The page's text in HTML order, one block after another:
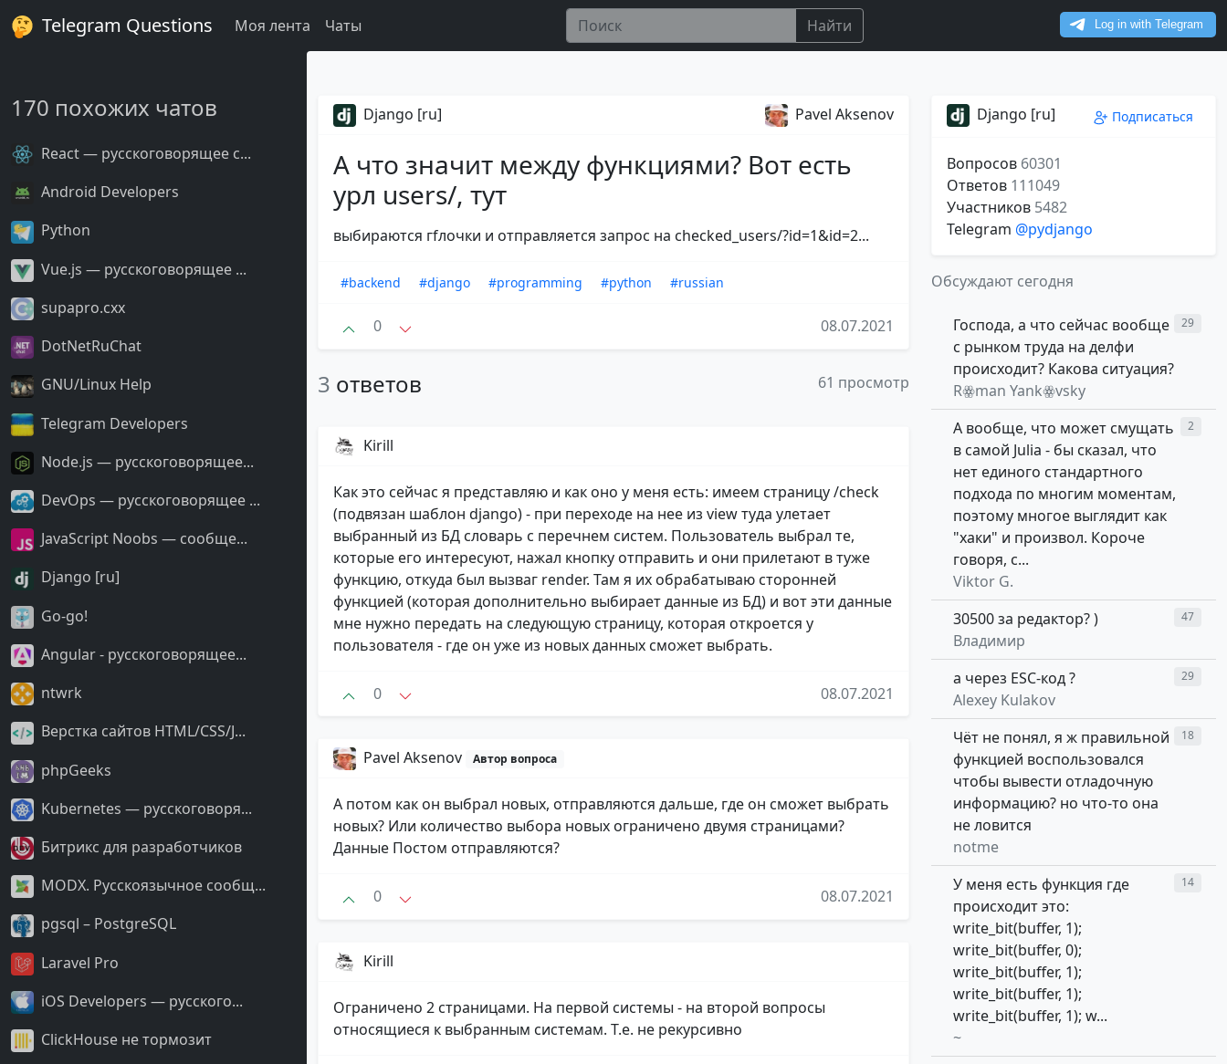
Telegram Questions Моя лента Чаты Найти
170 похожих чатов
React — русскоговорящее с...
Android Developers
Python
Vue.js — русскоговорящее ...
supapro.cxx
DotNetRuChat
GNU/Linux Help
Telegram Developers
Node.js — русскоговорящее...
DevOps — русскоговорящее ...
JavaScript Noobs — сообще...
Django [ru]
Go-go!
Angular - русскоговорящее...
ntwrk
Верстка сайтов HTML/CSS/J...
phpGeeks
Kubernetes — русскоговоря...
Битрикс для разработчиков
MODX. Русскоязычное сообщ...
pgsql – PostgreSQL
Laravel Pro
iOS Developers — русского...
ClickHouse не тормозит
Django [ru] Pavel Aksenov
А что значит между функциями? Вот есть
урл users/, тут
выбираются гfлочки и отправляется запрос на checked_users/?id=1&id=2...
#backend #django #programming #python #russian
0 08.07.2021
3 ответов 61 просмотр
Kirill
Как это сейчас я представляю и как оно у меня есть: имеем страницу /check
(подвязан шаблон django) - при переходе на нее из view туда улетает
выбранный из БД словарь с перечнем систем. Пользователь выбрал те,
которые его интересуют, нажал кнопку отправить и они прилетают в туже
функцию, откуда был вызваг render. Там я их обрабатываю сторонней
функцией (которая дополнительно выбирает данные из БД) и вот эти данные
мне нужно передать на следующую страницу, которая откроется у
пользователя - где он уже из новых данных сможет выбрать.
0 08.07.2021
Pavel Aksenov Автор вопроса
А потом как он выбрал новых, отправляются дальше, где он сможет выбрать
новых? Или количество выбора новых ограничено двумя страницами?
Данные Постом отправляются?
0 08.07.2021
Kirill
Ограничено 2 страницами. На первой системы - на второй вопросы
относящиеся к выбранным системам. Т.е. не рекурсивно
Django [ru] Подписаться
Вопросов 60301
Ответов 111049
Участников 5482
Telegram @pydjango
Обсуждают сегодня
Господа, а что сейчас вообще
с рынком труда на делфи
происходит? Какова ситуация?
Rꙮman Yankꙮvsky
29
А вообще, что может смущать
в самой Julia - бы сказал, что
нет единого стандартного
подхода по многим моментам,
поэтому многое выглядит как
"хаки" и произвол. Короче
говоря, с...
Viktor G.
2
30500 за редактор? )
Владимир
47
а через ESC-код ?
Alexey Kulakov
29
Чёт не понял, я ж правильной
функцией воспользовался
чтобы вывести отладочную
информацию? но что-то она
не ловится
notme
18
У меня есть функция где
происходит это:
write_bit(buffer, 1);
write_bit(buffer, 0);
write_bit(buffer, 1);
write_bit(buffer, 1);
write_bit(buffer, 1); w...
~
14